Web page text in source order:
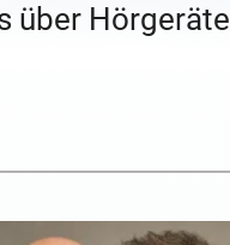
über Hörgeräte